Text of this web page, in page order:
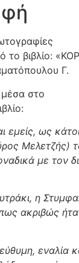
το βιβλίο:
Γ.
στο
εμείς, ως
Μελετζής)
με τον
η
ακριβώς
εναλία